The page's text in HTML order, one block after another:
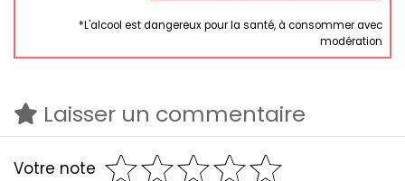
*L'alcool est dangereux pour la santé, à consommer avec
modération
Laisser un commentaire
Votre note